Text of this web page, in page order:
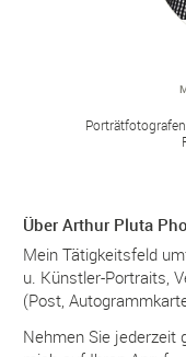
Porträtfotografen
Über Arthur Pluta
Mein Tätigkeitsfeld
u. Künstler-Portraits,
(Post,
Nehmen Sie jederzeit